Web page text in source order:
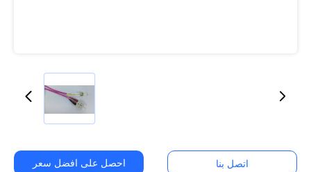
احصل على افضل سعر اتصل بنا